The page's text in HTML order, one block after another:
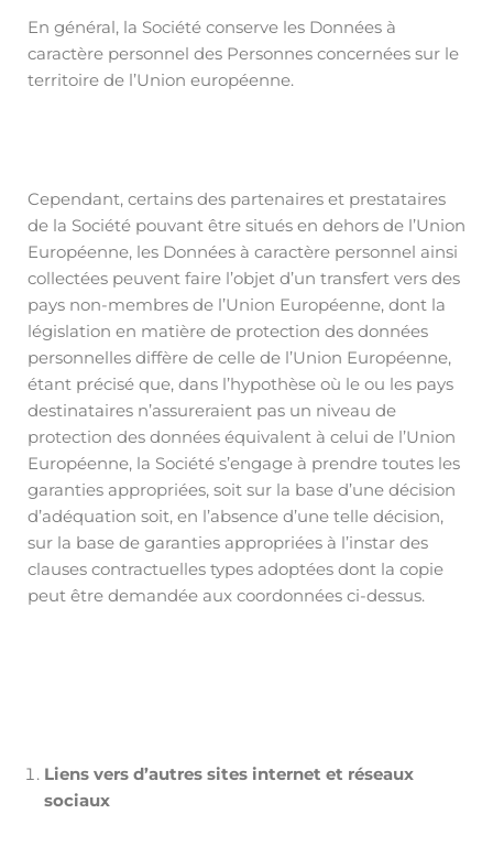
En général, la Société conserve les Données à
caractère personnel des Personnes concernées sur le
territoire de l’Union européenne.
Cependant, certains des partenaires et prestataires
de la Société pouvant être situés en dehors de l’Union
Européenne, les Données à caractère personnel ainsi
collectées peuvent faire l’objet d’un transfert vers des
pays non-membres de l’Union Européenne, dont la
législation en matière de protection des données
personnelles diffère de celle de l’Union Européenne,
étant précisé que, dans l’hypothèse où le ou les pays
destinataires n’assureraient pas un niveau de
protection des données équivalent à celui de l’Union
Européenne, la Société s’engage à prendre toutes les
garanties appropriées, soit sur la base d’une décision
d’adéquation soit, en l’absence d’une telle décision,
sur la base de garanties appropriées à l’instar des
clauses contractuelles types adoptées dont la copie
peut être demandée aux coordonnées ci-dessus.
Liens vers d’autres sites internet et réseaux
sociaux